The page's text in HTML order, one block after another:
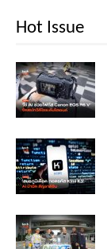
Hot Issue